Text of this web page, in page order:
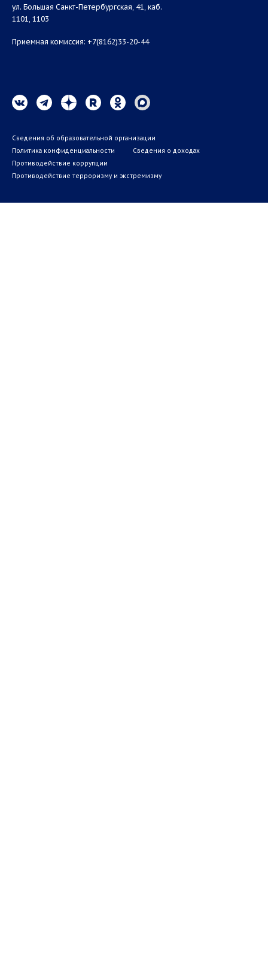
ул. Большая Санкт-Петербургская, 41, каб.
1101, 1103
Приемная комиссия: +7(8162)33-20-44
Сведения об образовательной организации
Политика конфиденциальности
Сведения о доходах
Противодействие коррупции
Противодействие терроризму и экстремизму